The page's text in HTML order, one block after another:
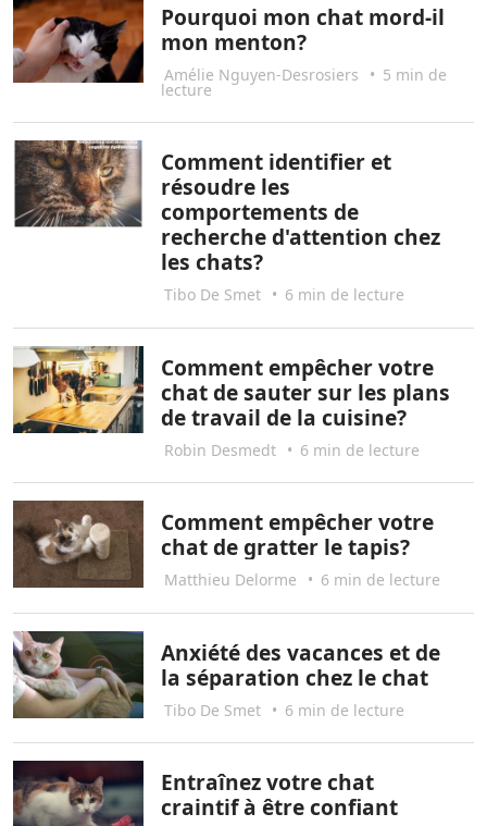
Pourquoi mon chat mord-il
mon menton?
Amélie Nguyen-Desrosiers • 5 min de
lecture
Comment identifier et
résoudre les
comportements de
recherche d'attention chez
les chats?
Tibo De Smet • 6 min de lecture
Comment empêcher votre
chat de sauter sur les plans
de travail de la cuisine?
Robin Desmedt • 6 min de lecture
Comment empêcher votre
chat de gratter le tapis?
Matthieu Delorme • 6 min de lecture
Anxiété des vacances et de
la séparation chez le chat
Tibo De Smet • 6 min de lecture
Entraînez votre chat
craintif à être confiant